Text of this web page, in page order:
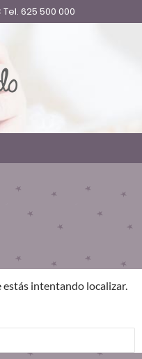
625 500 000
estás intentando localizar.